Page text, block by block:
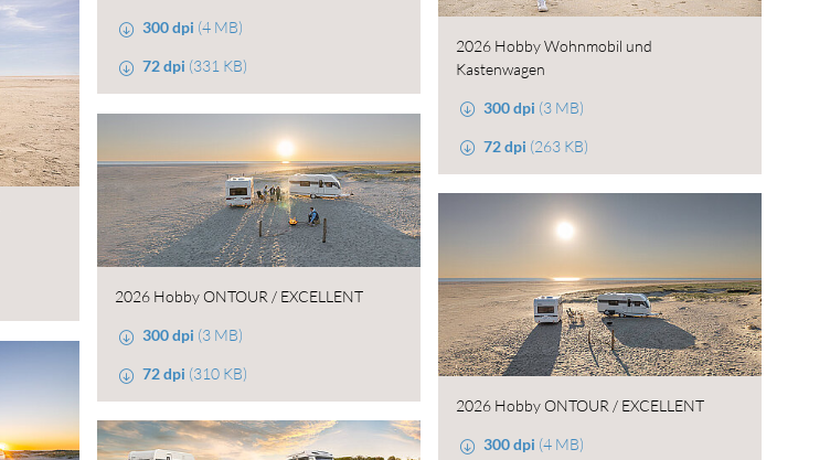
300 dpi (4 MB)
72 dpi (331 KB)
2026 Hobby Wohnmobil und
Kastenwagen
300 dpi (3 MB)
72 dpi (263 KB)
2026 Hobby ONTOUR / EXCELLENT
300 dpi (3 MB)
72 dpi (310 KB)
2026 Hobby ONTOUR / EXCELLENT
300 dpi (4 MB)